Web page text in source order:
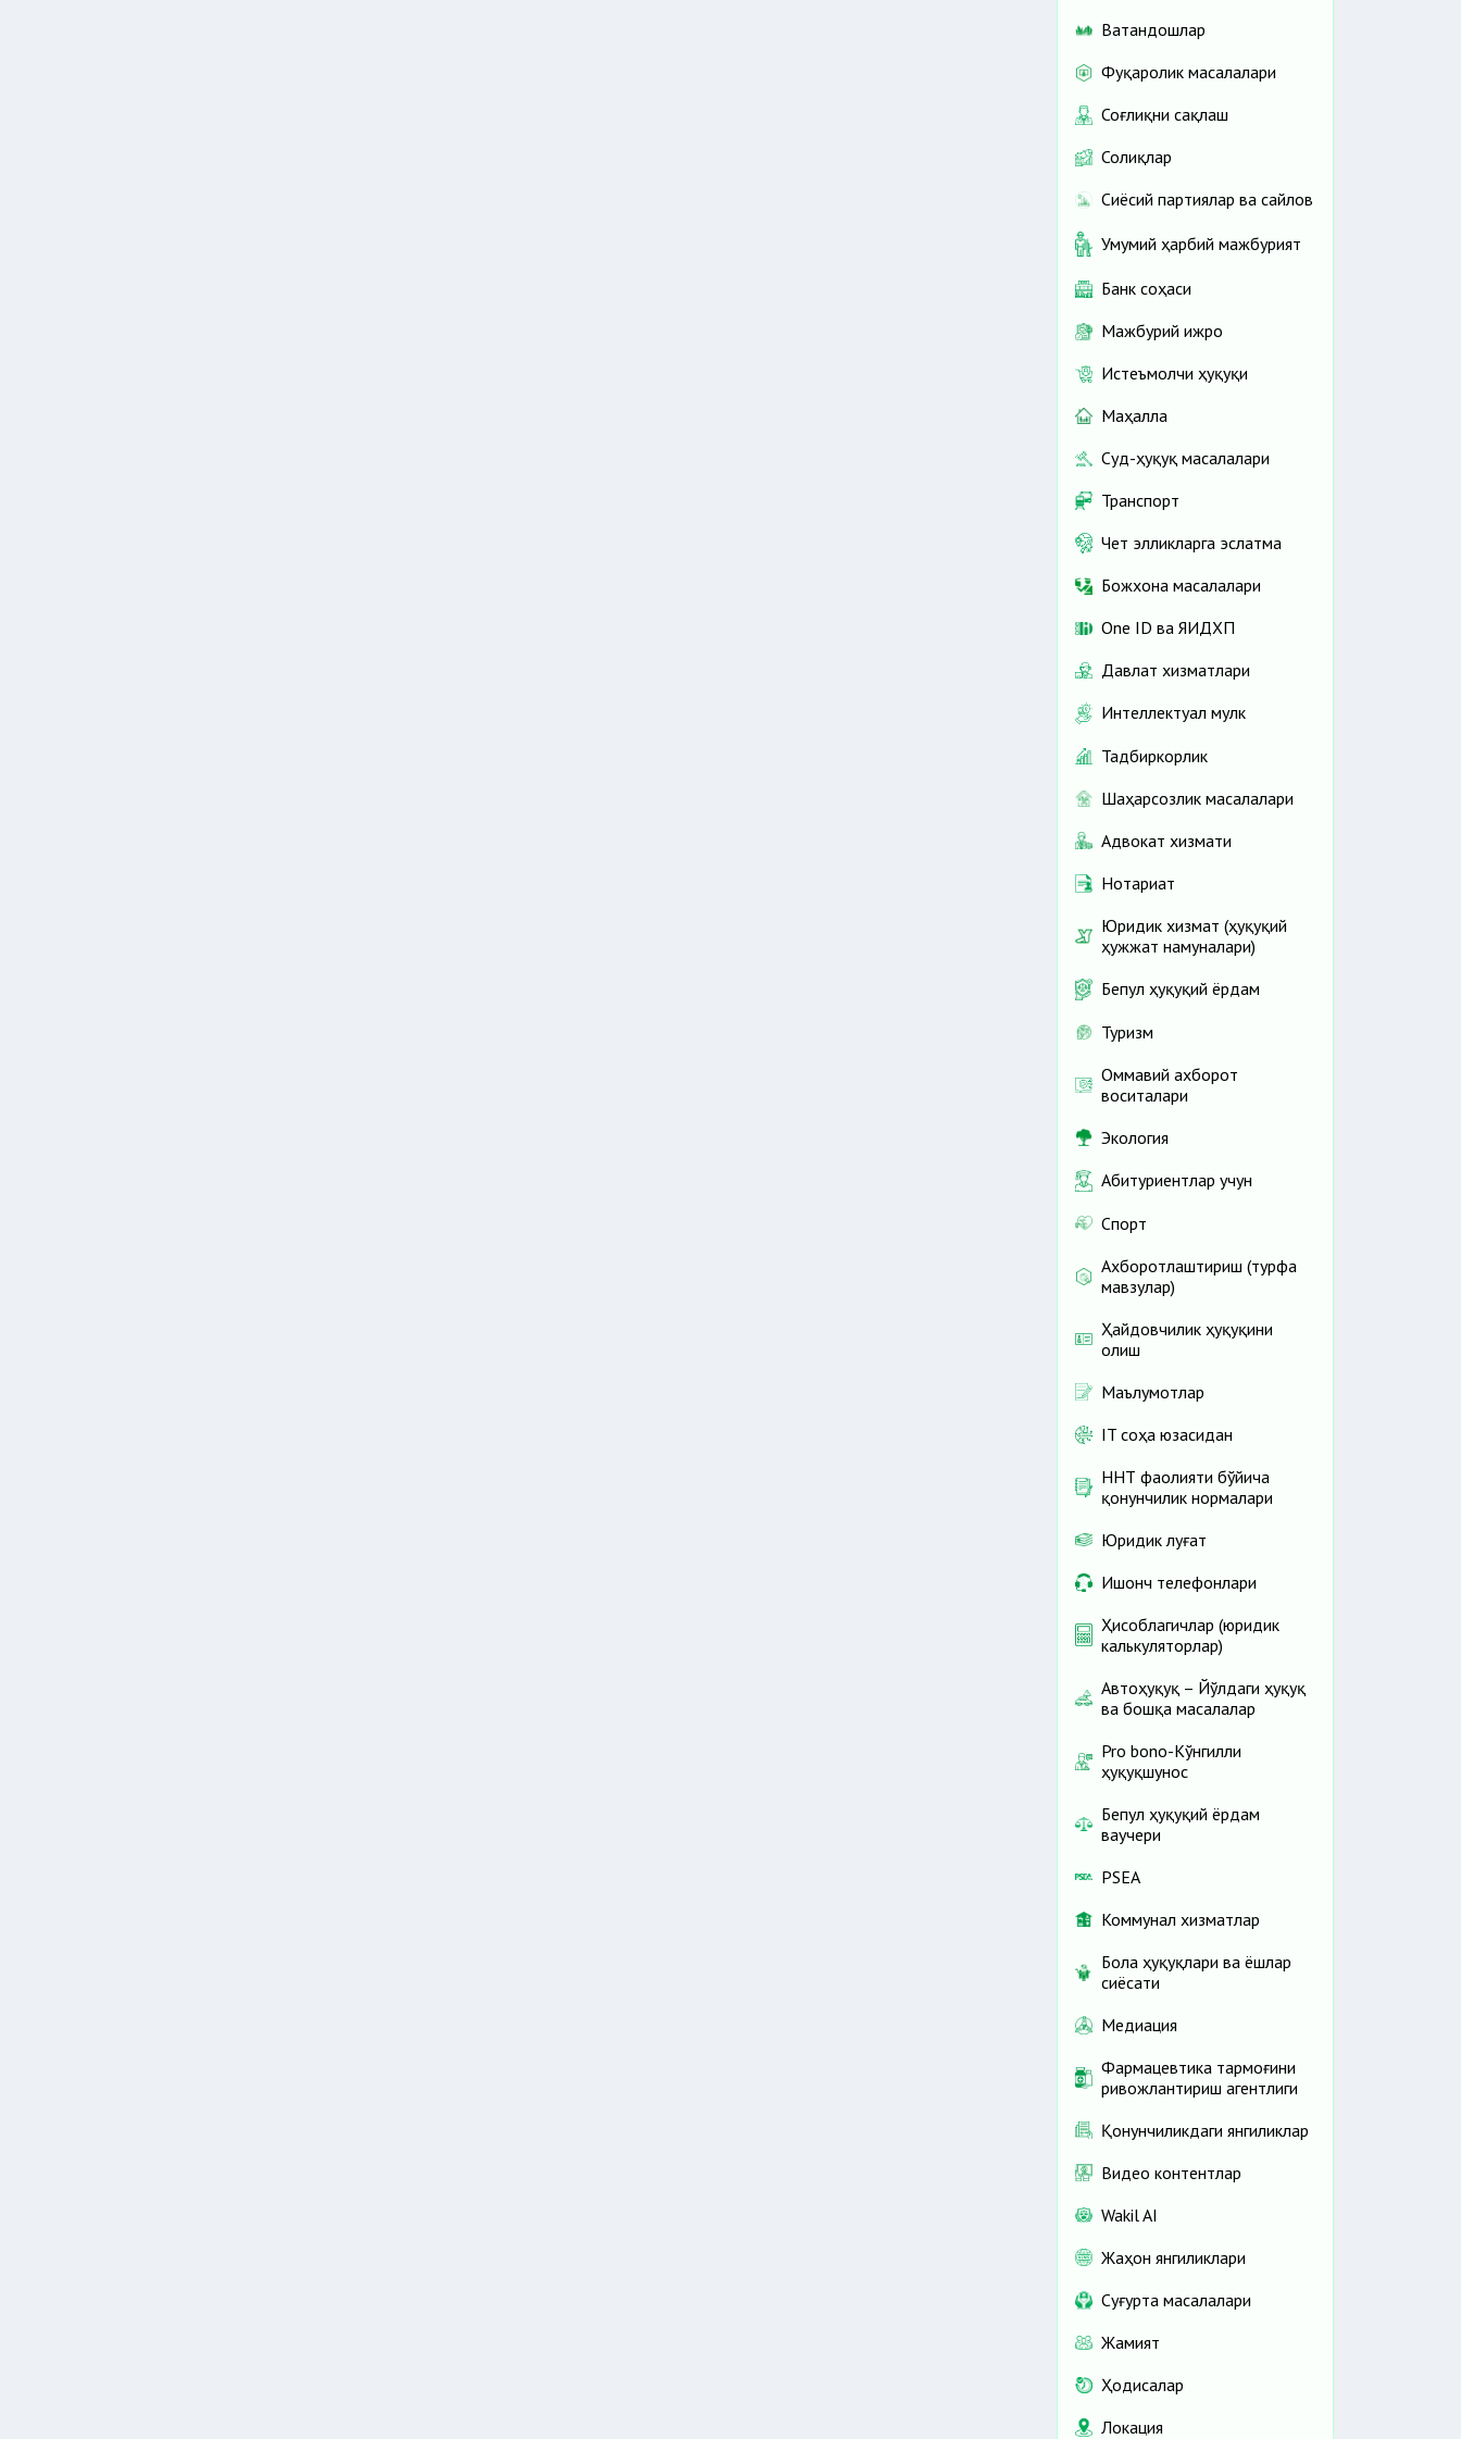
Ватандошлар
Фуқаролик масалалари
Соғлиқни сақлаш
Солиқлар
Сиёсий партиялар ва сайлов
Умумий ҳарбий мажбурият
Банк соҳаси
Мажбурий ижро
Истеъмолчи ҳуқуқи
Маҳалла
Суд-ҳуқуқ масалалари
Транспорт
Чет элликларга эслатма
Божхона масалалари
One ID ва ЯИДХП
Давлат хизматлари
Интеллектуал мулк
Тадбиркорлик
Шаҳарсозлик масалалари
Адвокат хизмати
Нотариат
Юридик хизмат (ҳуқуқий
ҳужжат намуналари)
Бепул ҳуқуқий ёрдам
Туризм
Оммавий ахборот
воситалари
Экология
Абитуриентлар учун
Спорт
Ахборотлаштириш (турфа
мавзулар)
Ҳайдовчилик ҳуқуқини
олиш
Маълумотлар
IT соҳа юзасидан
ННТ фаолияти бўйича
қонунчилик нормалари
Юридик луғат
Ишонч телефонлари
Ҳисоблагичлар (юридик
калькуляторлар)
Автоҳуқуқ – Йўлдаги ҳуқуқ
ва бошқа масалалар
Pro bono-Кўнгилли
ҳуқуқшунос
Бепул ҳуқуқий ёрдам
ваучери
PSEA
Коммунал хизматлар
Бола ҳуқуқлари ва ёшлар
сиёсати
Медиация
Фармацевтика тармоғини
ривожлантириш агентлиги
Қонунчиликдаги янгиликлар
Видео контентлар
Wakil AI
Жаҳон янгиликлари
Cуғурта масалалари
Жамият
Ҳодисалар
Локация